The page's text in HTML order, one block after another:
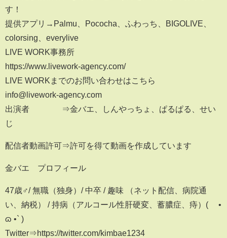
す！
提供アプリ→Palmu、Pococha、ふわっち、BIGOLIVE、
colorsing、everylive
LIVE WORK事務所
https://www.livework-agency.com/
LIVE WORKまでのお問い合わせはこちら
info@livework-agency.com
出演者 ⇒金バエ、しんやっちょ、ぱるぱる、せい
じ
配信者動画許可⇒許可を得て動画を作成しています
金バエ プロフィール
47歳♂/ 無職（独身）/ 中卒 / 趣味 （ネット配信、病院通
い、納税） / 持病（アルコール性肝硬変、蓄膿症、痔）( ´•
ɷ •` )
Twitter⇒https://twitter.com/kimbae1234